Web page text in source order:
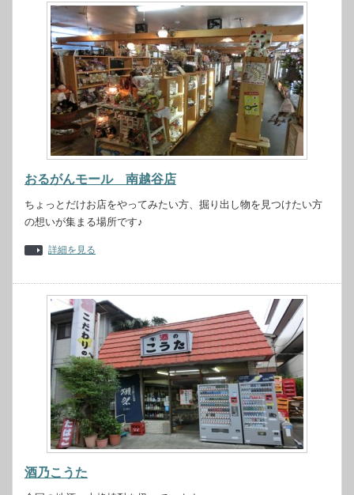
おるがんモール 南越谷店
ちょっとだけお店をやってみたい方、掘り出し物を見つけたい方
の想いが集まる場所です♪
詳細を見る
酒乃こうた